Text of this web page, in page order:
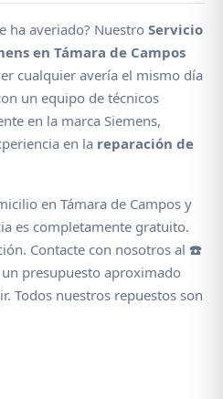
ha averiado? Nuestro Servicio
en Támara de Campos
cualquier avería el mismo día
un equipo de técnicos
en la marca Siemens,
en la reparación de
en Támara de Campos y
es completamente gratuito.
Contacte con nosotros al ☎️
presupuesto aproximado
Todos nuestros repuestos son